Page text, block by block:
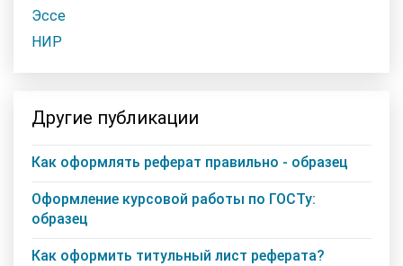
Эссе
НИР
Другие публикации
Как оформлять реферат правильно - образец
Оформление курсовой работы по ГОСТу:
образец
Как оформить титульный лист реферата?